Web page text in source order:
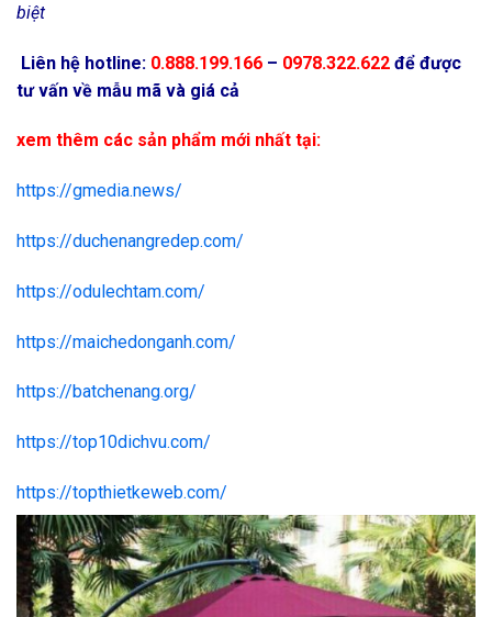
biệt
Liên hệ hotline: 0.888.199.166 – 0978.322.622 để được
tư vấn về mẫu mã và giá cả
xem thêm các sản phẩm mới nhất tại:
https://gmedia.news/
https://duchenangredep.com/
https://odulechtam.com/
https://maichedonganh.com/
https://batchenang.org/
https://top10dichvu.com/
https://topthietkeweb.com/